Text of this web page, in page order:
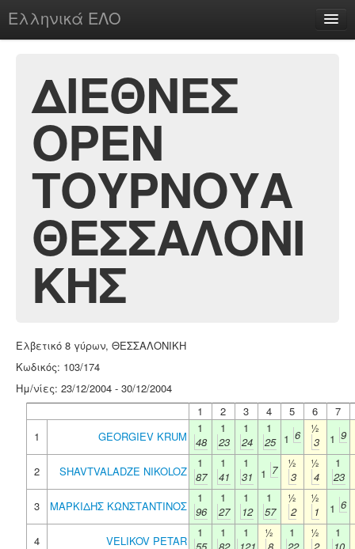
Ελληνικά ΕΛΟ
chesstu.be @ discord
Login
ΔΙΕΘΝΕΣ
OPEN
ΤΟΥΡΝΟΥΑ
ΘΕΣΣΑΛΟΝΙ
ΚΗΣ
Ελβετικό 8 γύρων, ΘΕΣΣΑΛΟΝΙΚΗ
Κωδικός: 103/174
Ημ/νίες: 23/12/2004 - 30/12/2004
1
2 3 4 5 6
7
1
GEORGIEV KRUM
1
48
1
23
1
24
1
25 1 6
½
3
1 9
2 SHAVTVALADZE NIKOLOZ
1
87
1
41
1
31
1 7
½
3
½
4
1
23
3
ΜΑΡΚΙΔΗΣ ΚΩΝΣΤΑΝΤΙΝΟΣ
1
96
1
27
1
12
1
57
½
2
½
1
1 6
4 VELIKOV PETAR
1
1
1
½
1
½
1